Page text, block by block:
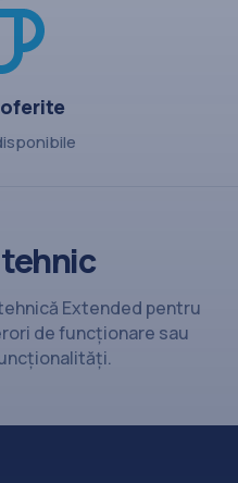
Extended pentru
de funcționare sau